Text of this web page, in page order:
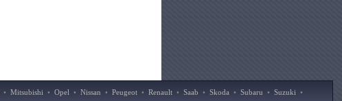
• Mitsubishi • Opel • Nissan • Peugeot • Renault • Saab • Skoda • Subaru • Suzuki •